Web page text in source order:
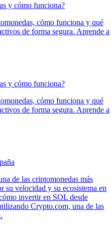
y cómo funciona?
cómo funciona y qué
de forma segura. Aprende a
y cómo funciona?
cómo funciona y qué
de forma segura. Aprende a
de las criptomonedas más
su velocidad y su ecosistema en
invertir en SOL desde
Crypto.com, una de las